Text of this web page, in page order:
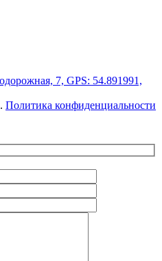
7, GPS: 54.891991,
Политика конфиденциальности